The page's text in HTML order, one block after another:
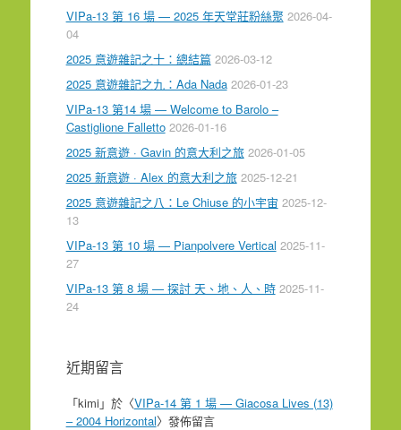
VIPa-13 第 16 場 — 2025 年天堂莊粉絲聚 2026-04-
04
2025 意遊雜記之十：總結篇 2026-03-12
2025 意遊雜記之九：Ada Nada 2026-01-23
VIPa-13 第14 場 — Welcome to Barolo –
Castiglione Falletto 2026-01-16
2025 新意遊 · Gavin 的意大利之旅 2026-01-05
2025 新意遊 · Alex 的意大利之旅 2025-12-21
2025 意遊雜記之八：Le Chiuse 的小宇宙 2025-12-
13
VIPa-13 第 10 場 — Pianpolvere Vertical 2025-11-
27
VIPa-13 第 8 場 — 探討 天、地、人、時 2025-11-
24
近期留言
「kimi 」於〈VIPa-14 第 1 場 — Giacosa Lives (13)
– 2004 Horizontal〉發佈留言